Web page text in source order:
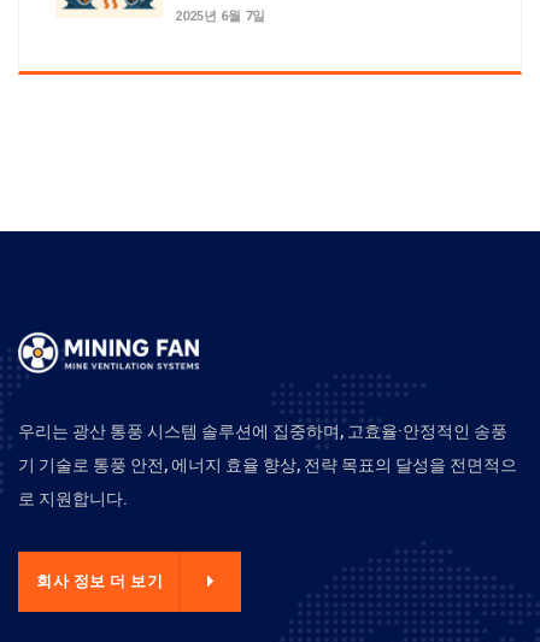
2025년 6월 7일
우리는 광산 통풍 시스템 솔루션에 집중하며, 고효율·안정적인 송풍
기 기술로 통풍 안전, 에너지 효율 향상, 전략 목표의 달성을 전면적으
로 지원합니다.
회사 정보 더 보기